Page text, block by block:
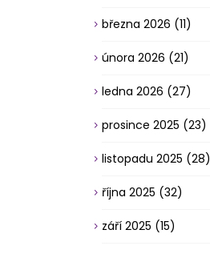
března 2026 (11)
února 2026 (21)
ledna 2026 (27)
prosince 2025 (23)
listopadu 2025 (28)
října 2025 (32)
září 2025 (15)